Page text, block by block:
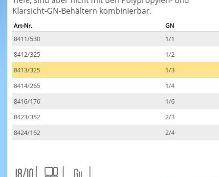
Klarsicht-GN-Behältern kombinierbar.
Art-Nr. GN
8411/530
1/1
8412/325
1/2
8413/325
1/3
8414/265
1/4
8416/176
1/6
8423/352
2/3
8424/162
2/4